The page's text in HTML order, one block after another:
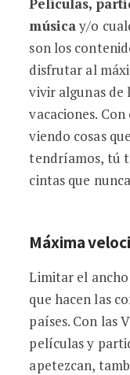
músicay/o
son los
disfrutar al
vivir algunas de
vacaciones.
viendo cosas
tendríamos, tú
cintas que
Máxima
Limitar el ancho
que hacen las
países. Con las
películas y
apetezcan,